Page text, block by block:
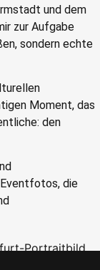
und dem
zur Aufgabe
sondern echte
Moment, das
den
die